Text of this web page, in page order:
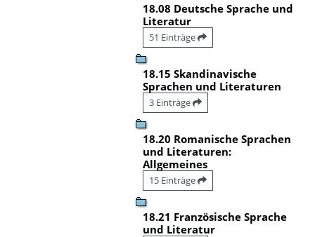
18.08 Deutsche Sprache und
Literatur
51 Einträge
18.15 Skandinavische
Sprachen und Literaturen
3 Einträge
18.20 Romanische Sprachen
und Literaturen:
Allgemeines
15 Einträge
18.21 Französische Sprache
und Literatur